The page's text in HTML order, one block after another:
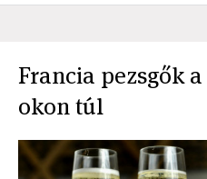
Francia pezsgők
okon túl